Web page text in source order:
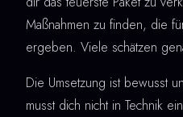
Maßnahmen zu finden, die
ergeben. Viele schätzen
Die Umsetzung ist bewusst
musst dich nicht in Technik